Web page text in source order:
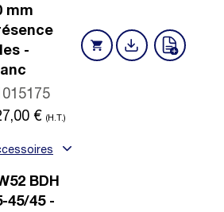
mm
-
€ (H.T.)
BDH
45/45 -